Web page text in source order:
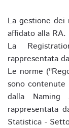
La gestione
affidato alla RA.
La
rappresentata
Le norme
sono
dalla Naming
rappresentata
Statistica -